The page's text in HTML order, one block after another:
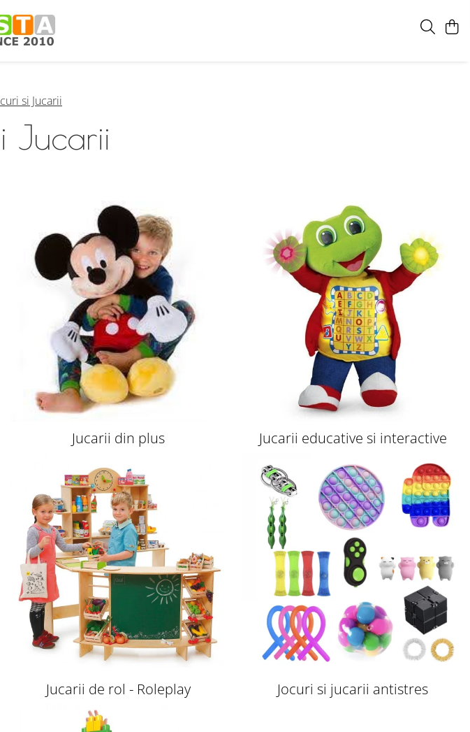
si Jucarii
Jucarii
Jucarii din plus Jucarii educative si interactive
Jucarii de rol - Roleplay Jocuri si jucarii antistres